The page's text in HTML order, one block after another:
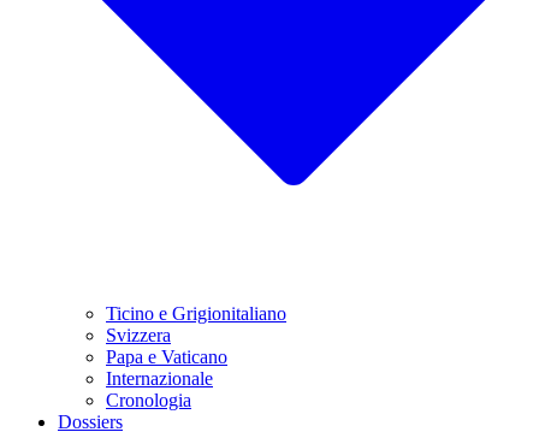
Ticino e Grigionitaliano
Svizzera
Papa e Vaticano
Internazionale
Cronologia
Dossiers